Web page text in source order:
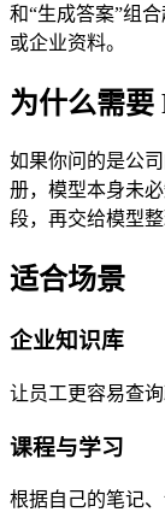
和“生成答案”组
或企业资料。
为什么需要
如果你问的是公
册，模型本身未
段，再交给模型整
适合场景
企业知识库
让员工更容易查
课程与学习
根据自己的笔记